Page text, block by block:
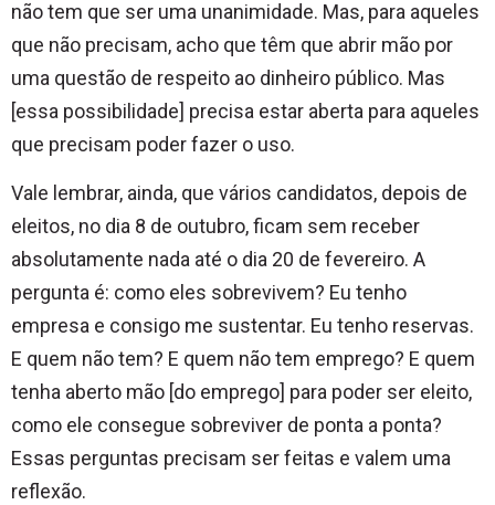
não tem que ser uma unanimidade. Mas, para aqueles
que não precisam, acho que têm que abrir mão por
uma questão de respeito ao dinheiro público. Mas
[essa possibilidade] precisa estar aberta para aqueles
que precisam poder fazer o uso.
Vale lembrar, ainda, que vários candidatos, depois de
eleitos, no dia 8 de outubro, ficam sem receber
absolutamente nada até o dia 20 de fevereiro. A
pergunta é: como eles sobrevivem? Eu tenho
empresa e consigo me sustentar. Eu tenho reservas.
E quem não tem? E quem não tem emprego? E quem
tenha aberto mão [do emprego] para poder ser eleito,
como ele consegue sobreviver de ponta a ponta?
Essas perguntas precisam ser feitas e valem uma
reflexão.